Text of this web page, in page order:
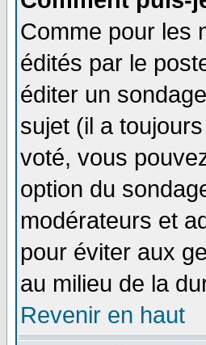
Comme pour les
édités par le
éditer un
sujet (il a
voté, vous
option du
modérateurs et
pour éviter aux
au milieu de la
Revenir en haut